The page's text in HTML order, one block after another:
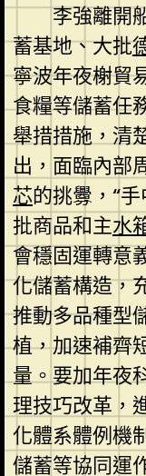
李強離開
蓄基地、大批
寧波年夜榭貿
食糧等儲蓄任
舉措措施，清
出，面臨內部
芯的挑釁，“
批商品和主水
會穩固運轉意
化儲蓄構造，
推動多品種型
植，加速補齊
量。要加年夜
理技巧改革，
化體系體例機
儲蓄等協同運